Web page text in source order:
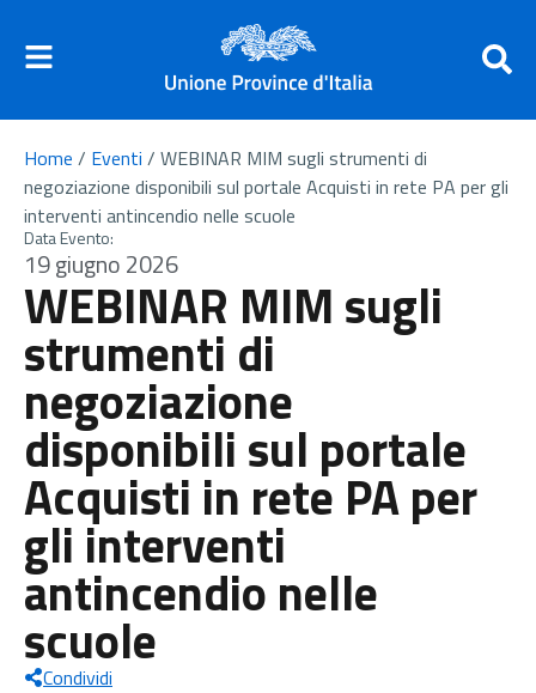
Home / Eventi / WEBINAR MIM sugli strumenti di
negoziazione disponibili sul portale Acquisti in rete PA per gli
interventi antincendio nelle scuole
Data Evento:
19 giugno 2026
WEBINAR MIM sugli
strumenti di
negoziazione
disponibili sul portale
Acquisti in rete PA per
gli interventi
antincendio nelle
scuole
Condividi